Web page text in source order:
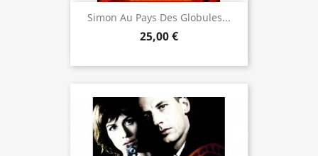
Simon Au Pays Des Globules...
25,00 €